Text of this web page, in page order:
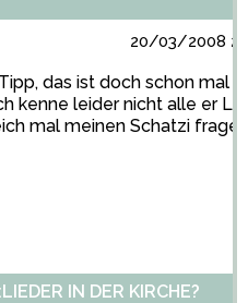
20/03/2008
das ist doch schon mal
kenne leider nicht alle er
mal meinen Schatzi
IN DER KIRCHE?